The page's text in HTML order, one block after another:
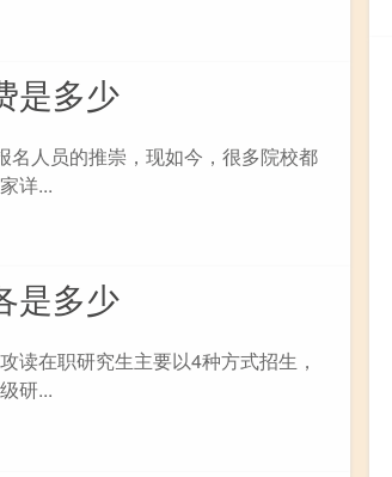
是多少
名人员的推崇，现如今，很多院校都
详...
是多少
读在职研究生主要以4种方式招生，
研...